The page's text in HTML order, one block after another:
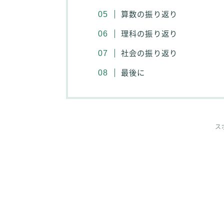
算数の振り返り
理科の振り返り
社会の振り返り
最後に
ス